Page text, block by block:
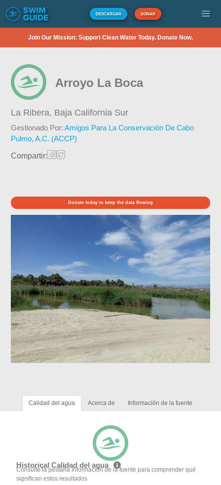
DESCARGAR DONAR
Join Our Mission: Support Clean Water Today. Donate Now.
Arroyo La Boca
La Ribera, Baja California Sur
Gestionado Por:Amigos Para La Conservación De Cabo
Pulmo, A.C. (ACCP)
Compartir:
Donate today to keep the data flowing
Calidad del agua Acerca de Información de la fuente
Historical Calidad del agua
Consulte la pestaña Información de la fuente para comprender qué
significan estos resultados